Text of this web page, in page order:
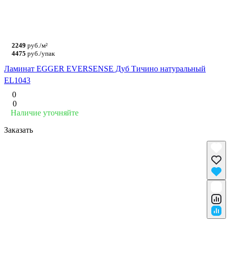
2249 руб./м²
4475 руб./упак
Ламинат EGGER EVERSENSE Дуб Тичино натуральный
EL1043
0
0
Наличие уточняйте
Заказать